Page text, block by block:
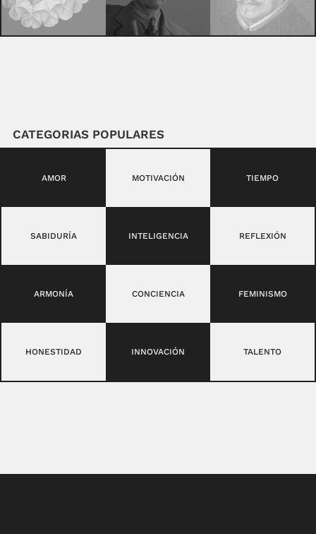
CATEGORIAS POPULARES
AMOR MOTIVACIÓN TIEMPO
SABIDURÍA INTELIGENCIA REFLEXIÓN
ARMONÍA CONCIENCIA FEMINISMO
HONESTIDAD INNOVACIÓN TALENTO